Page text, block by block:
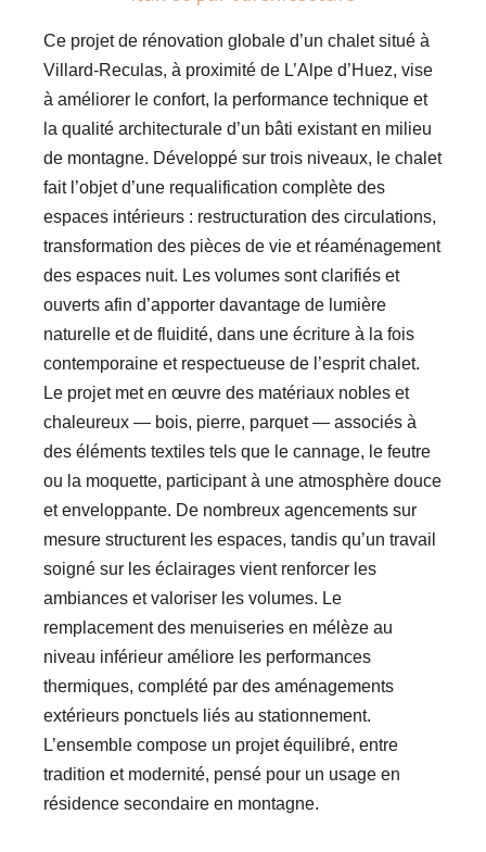
Ce projet de rénovation globale d’un chalet situé à
Villard-Reculas, à proximité de L’Alpe d’Huez, vise
à améliorer le confort, la performance technique et
la qualité architecturale d’un bâti existant en milieu
de montagne. Développé sur trois niveaux, le chalet
fait l’objet d’une requalification complète des
espaces intérieurs : restructuration des circulations,
transformation des pièces de vie et réaménagement
des espaces nuit. Les volumes sont clarifiés et
ouverts afin d’apporter davantage de lumière
naturelle et de fluidité, dans une écriture à la fois
contemporaine et respectueuse de l’esprit chalet.
Le projet met en œuvre des matériaux nobles et
chaleureux — bois, pierre, parquet — associés à
des éléments textiles tels que le cannage, le feutre
ou la moquette, participant à une atmosphère douce
et enveloppante. De nombreux agencements sur
mesure structurent les espaces, tandis qu’un travail
soigné sur les éclairages vient renforcer les
ambiances et valoriser les volumes. Le
remplacement des menuiseries en mélèze au
niveau inférieur améliore les performances
thermiques, complété par des aménagements
extérieurs ponctuels liés au stationnement.
L’ensemble compose un projet équilibré, entre
tradition et modernité, pensé pour un usage en
résidence secondaire en montagne.